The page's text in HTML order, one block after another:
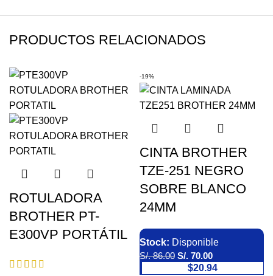
PRODUCTOS RELACIONADOS
ROTULADORA
BROTHER PT-
E300VP PORTÁTIL
-19%
CINTA BROTHER
TZE-251 NEGRO
SOBRE BLANCO
24MM
Stock: Disponible
S/.86.00 S/. 70.00
$20.94